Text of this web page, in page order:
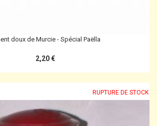
doux de Murcie - Spécial Paëlla
2,20 €
RUPTURE DE STOCK